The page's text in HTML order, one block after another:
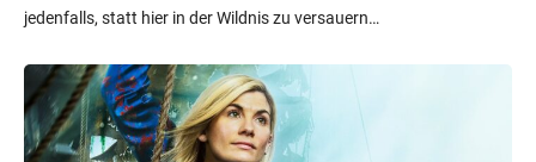
jedenfalls, statt hier in der Wildnis zu versauern…